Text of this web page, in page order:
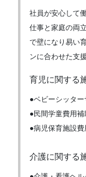
社員が安心して
仕事と家庭の両
で壁になり易い
ンに合わせた支
育児に関する
●ベビーシッタ
●民間学童費用補
●病児保育施設費
介護に関する